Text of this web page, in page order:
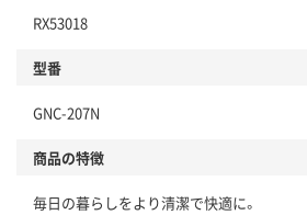
RX53018
型番
GNC-207N
商品の特徴
毎日の暮らしをより清潔で快適に。